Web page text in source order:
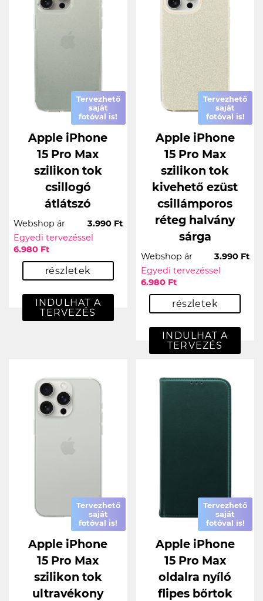
Tervezhető
saját
fotóval is!
Apple iPhone
15 Pro Max
szilikon tok
csillogó
átlátszó
Webshop ár
3.990 Ft
Egyedi tervezéssel
6.980 Ft
részletek
INDULHAT A
TERVEZÉS
Tervezhető
saját
fotóval is!
Apple iPhone
15 Pro Max
szilikon tok
kivehető ezüst
csillámporos
réteg halvány
sárga
Webshop ár
3.990 Ft
Egyedi tervezéssel
6.980 Ft
részletek
INDULHAT A
TERVEZÉS
Tervezhető
saját
fotóval is!
Apple iPhone
15 Pro Max
szilikon tok
ultravékony
Tervezhető
saját
fotóval is!
Apple iPhone
15 Pro Max
oldalra nyíló
flipes bőrtok